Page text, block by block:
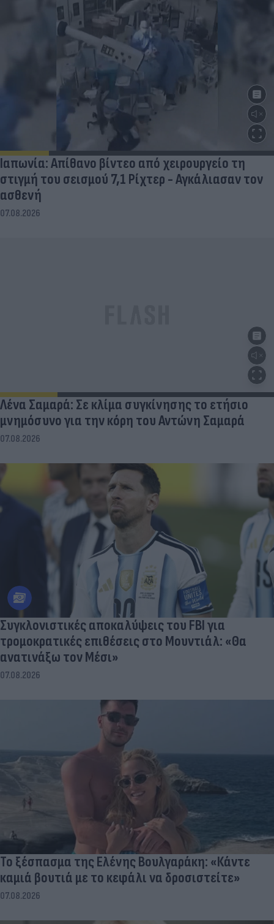
Ιαπωνία: Απίθανο βίντεο από χειρουργείο τη
στιγμή του σεισμού 7,1 Ρίχτερ - Αγκάλιασαν τον
ασθενή
07.08.2026
Λένα Σαμαρά: Σε κλίμα συγκίνησης το ετήσιο
μνημόσυνο για την κόρη του Αντώνη Σαμαρά
07.08.2026
Συγκλονιστικές αποκαλύψεις του FBI για
τρομοκρατικές επιθέσεις στο Μουντιάλ: «Θα
ανατινάξω τον Μέσι»
07.08.2026
Το ξέσπασμα της Ελένης Βουλγαράκη: «Κάντε
καμιά βουτιά με το κεφάλι να δροσιστείτε»
07.08.2026